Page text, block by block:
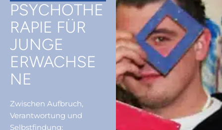
PSYCHOTHE
RAPIE FÜR
JUNGE
ERWACHSE
NE
Zwischen Aufbruch,
Verantwortung und
Selbstfindung: